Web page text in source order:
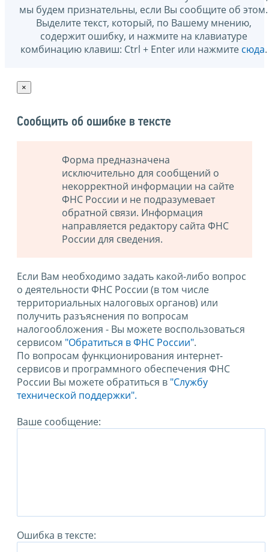
мы будем признательны, если Вы сообщите об этом.
Выделите текст, который, по Вашему мнению,
содержит ошибку, и нажмите на клавиатуре
комбинацию клавиш: Ctrl + Enter или нажмите сюда.
×
Сообщить об ошибке в тексте
Форма предназначена
исключительно для сообщений о
некорректной информации на сайте
ФНС России и не подразумевает
обратной связи. Информация
направляется редактору сайта ФНС
России для сведения.
Если Вам необходимо задать какой-либо вопрос
о деятельности ФНС России (в том числе
территориальных налоговых органов) или
получить разъяснения по вопросам
налогообложения - Вы можете воспользоваться
сервисом "Обратиться в ФНС России".
По вопросам функционирования интернет-
сервисов и программного обеспечения ФНС
России Вы можете обратиться в "Службу
технической поддержки".
Ваше сообщение:
Ошибка в тексте: